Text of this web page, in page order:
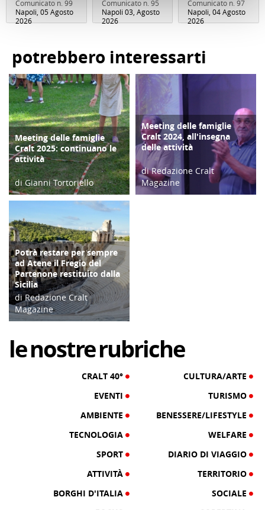
Comunicato n. 99
Napoli, 05 Agosto
2026
Comunicato n. 95
Napoli 03, Agosto
2026
Comunicato n. 97
Napoli, 04 Agosto
2026
potrebbero interessarti
COPERTINA
Meeting delle famiglie
Cralt 2025: continuano le
attività
di Gianni Tortoriello
03/09/25
COPERTINA
Meeting delle famiglie
Cralt 2024, all'insegna
delle attività
di Redazione Cralt
Magazine
FOCUS
Potrà restare per sempre
ad Atene il Fregio del
Partenone restituito dalla
Sicilia
di Redazione Cralt
Magazine
lenostrerubriche
CRALT 40°
CULTURA/ARTE
EVENTI
TURISMO
AMBIENTE
BENESSERE/LIFESTYLE
TECNOLOGIA
WELFARE
SPORT
DIARIO DI VIAGGIO
ATTIVITÀ
TERRITORIO
BORGHI D'ITALIA
SOCIALE